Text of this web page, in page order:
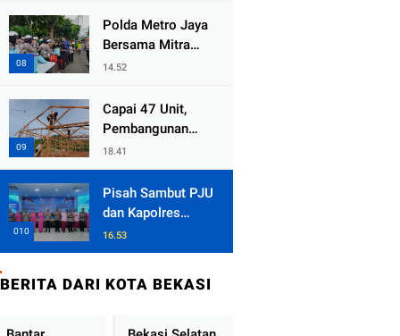
Sembako dan
Sling Baja ke
Polda Metro Jaya
Bersama Mitra
Gelar Jumat
Kepedulian Sosial
14.52
Capai 47 Unit,
Pembangunan
Huntara Sat
Brimob Polda
Sumbar Terus
Berjalan di Pauh
18.41
Pisah Sambut PJU
dan Kapolres
Jajaran, Kapolda
Metro Jaya
Pelayanan Publik
16.53
BERITA DARI KOTA BEKASI